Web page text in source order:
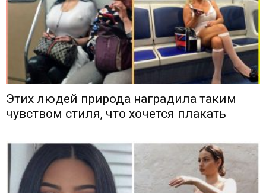
Этих людей природа наградила таким
чувством стиля, что хочется плакать